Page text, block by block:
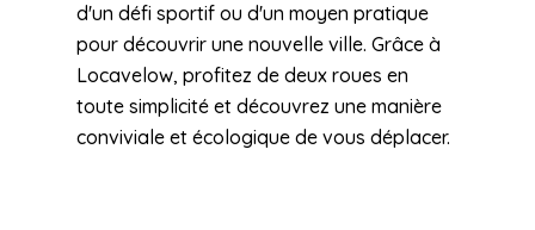
d'un défi sportif ou d'un moyen pratique
pour découvrir une nouvelle ville. Grâce à
Locavelow, profitez de deux roues en
toute simplicité et découvrez une manière
conviviale et écologique de vous déplacer.